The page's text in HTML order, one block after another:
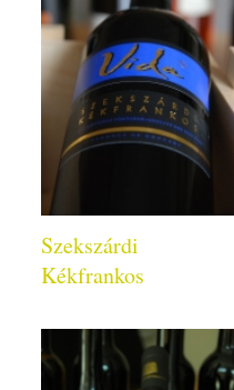
Szekszárdi
Kékfrankos